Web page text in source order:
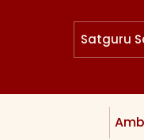
Satguru